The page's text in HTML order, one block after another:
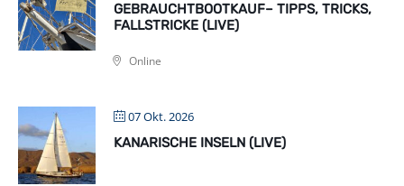
GEBRAUCHTBOOTKAUF– TIPPS, TRICKS,
FALLSTRICKE (LIVE)
Online
07 Okt. 2026
KANARISCHE INSELN (LIVE)